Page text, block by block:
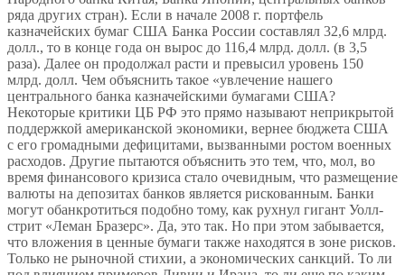
ряда других стран). Если в начале 2008 г. портфель
казначейских бумаг США Банка России составлял 32,6 млрд.
долл., то в конце года он вырос до 116,4 млрд. долл. (в 3,5
раза). Далее он продолжал расти и превысил уровень 150
млрд. долл. Чем объяснить такое «увлечение нашего
центрального банка казначейскими бумагами США?
Некоторые критики ЦБ РФ это прямо называют неприкрытой
поддержкой американской экономики, вернее бюджета США
с его громадными дефицитами, вызванными ростом военных
расходов. Другие пытаются объяснить это тем, что, мол, во
время финансового кризиса стало очевидным, что размещение
валюты на депозитах банков является рискованным. Банки
могут обанкротиться подобно тому, как рухнул гигант Уолл-
стрит «Леман Бразерс». Да, это так. Но при этом забывается,
что вложения в ценные бумаги также находятся в зоне рисков.
Только не рыночной стихии, а экономических санкций. То ли